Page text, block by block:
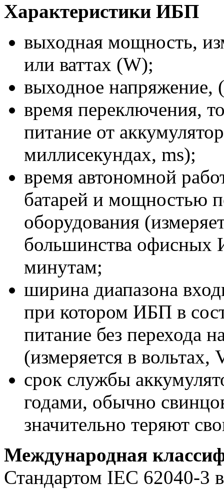
Характеристики ИБП
выходная мощность,
или ваттах (W);
выходное напряжение,
время переключения,
питание от
миллисекундах, ms);
время автономной
батарей и мощностью
оборудования
большинства офисных
минутам;
ширина диапазона
при котором ИБП в
питание без перехода
(измеряется в вольтах,
срок службы
годами, обычно
значительно теряют
Международная
Стандартом IEC 62040-3